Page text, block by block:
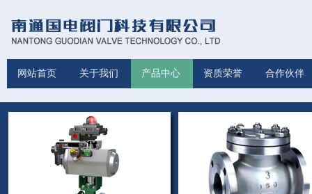
网站首页 关于我们 产品中心 资质荣誉 合作伙伴